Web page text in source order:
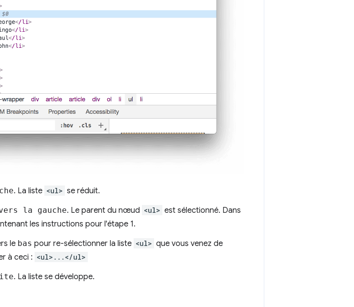
. La liste <ul> se réduit.
la gauche. Le parent du nœud <ul> est sélectionné. Dans
les instructions pour l'étape 1.
le bas pour re-sélectionner la liste <ul> que vous venez de
à ceci : <ul>...</ul>
. La liste se développe.